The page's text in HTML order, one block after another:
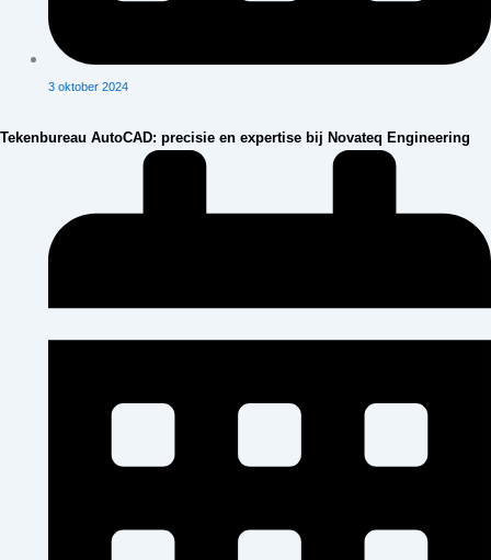
3 oktober 2024
Tekenbureau AutoCAD: precisie en expertise bij Novateq Engineering